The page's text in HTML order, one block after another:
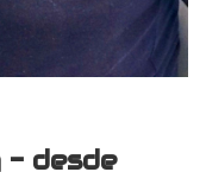
- desde